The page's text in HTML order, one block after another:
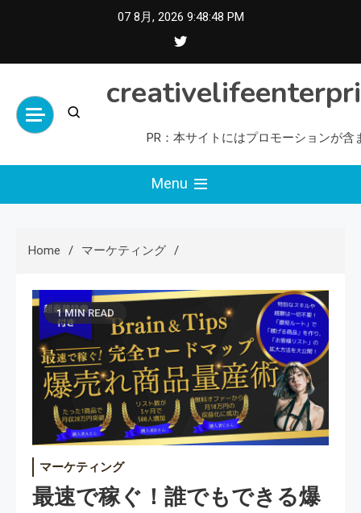
07 8月, 2026 9:48:50 PM
PR：本サイトにはプロモーションが含
Menu
Home マーケティング
1 MIN READ
マーケティング
最速で稼ぐ！誰でもできる爆